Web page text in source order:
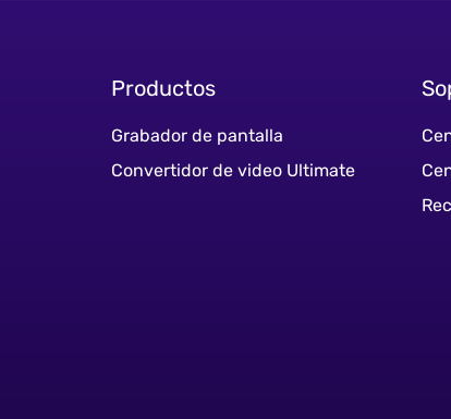
Productos
Grabador de pantalla
Convertidor de video Ultimate